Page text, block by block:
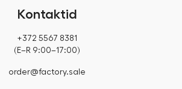
Kontaktid
+372 5567 8381
(E–R 9:00–17:00)
order@factory.sale